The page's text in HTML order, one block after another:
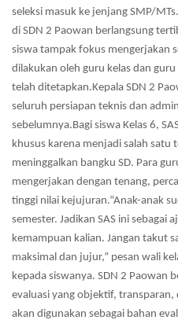
seleksi masuk ke jenjang SMP/
di SDN 2 Paowan berlangsung
siswa tampak fokus mengerjakan
dilakukan oleh guru kelas dan
telah ditetapkan.Kepala SDN 2
seluruh persiapan teknis dan
sebelumnya.Bagi siswa Kelas 6,
khusus karena menjadi salah satu
meninggalkan bangku SD. Para
mengerjakan dengan tenang,
tinggi nilai kejujuran.“Anak-anak
semester. Jadikan SAS ini sebagai
kemampuan kalian. Jangan takut
maksimal dan jujur,” pesan wali
kepada siswanya. SDN 2 Paowan
evaluasi yang objektif, transparan,
akan digunakan sebagai bahan